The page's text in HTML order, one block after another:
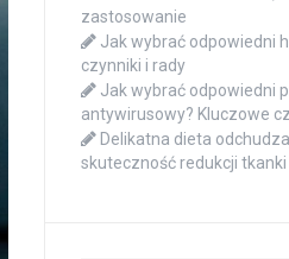
zastosowanie
Jak wybrać odpowiedni
czynniki i rady
Jak wybrać odpowiedni
antywirusowy? Kluczowe
Delikatna dieta
skuteczność redukcji